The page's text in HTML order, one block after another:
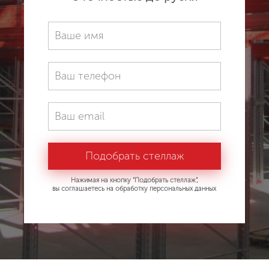
Нажимая на кнопку "Подобрать стеллаж",
вы соглашаетесь на обработку персональных данных